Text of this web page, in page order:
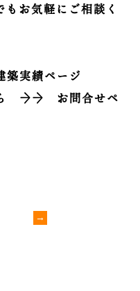
お気軽にご相談く
築実績ページ
→→ お問合せペ